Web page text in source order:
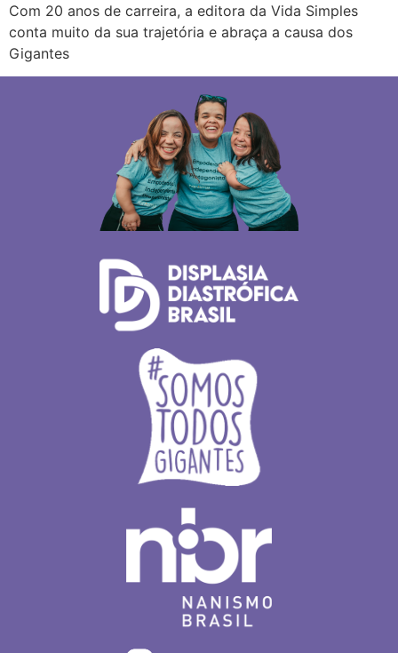
Com 20 anos de carreira, a editora da Vida Simples
conta muito da sua trajetória e abraça a causa dos
Gigantes